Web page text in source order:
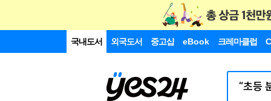
국내도서 외국도서 중고샵 eBook 크레마클럽